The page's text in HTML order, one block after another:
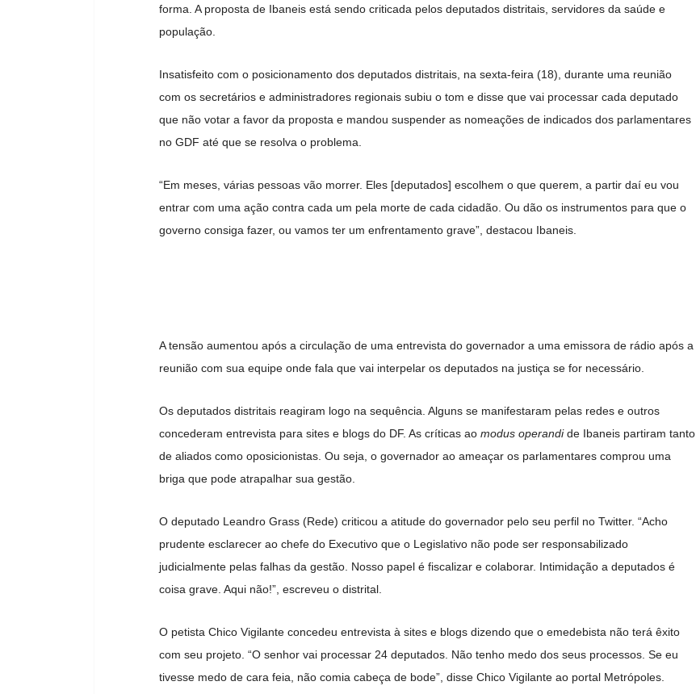
forma. A proposta de Ibaneis está sendo criticada pelos deputados distritais, servidores da saúde e
população.
Insatisfeito com o posicionamento dos deputados distritais, na sexta-feira (18), durante uma reunião
com os secretários e administradores regionais subiu o tom e disse que vai processar cada deputado
que não votar a favor da proposta e mandou suspender as nomeações de indicados dos parlamentares
no GDF até que se resolva o problema.
“Em meses, várias pessoas vão morrer. Eles [deputados] escolhem o que querem, a partir daí eu vou
entrar com uma ação contra cada um pela morte de cada cidadão. Ou dão os instrumentos para que o
governo consiga fazer, ou vamos ter um enfrentamento grave”, destacou Ibaneis.
A tensão aumentou após a circulação de uma entrevista do governador a uma emissora de rádio após a
reunião com sua equipe onde fala que vai interpelar os deputados na justiça se for necessário.
Os deputados distritais reagiram logo na sequência. Alguns se manifestaram pelas redes e outros
concederam entrevista para sites e blogs do DF. As críticas ao modus operandide Ibaneis partiram tanto
de aliados como oposicionistas. Ou seja, o governador ao ameaçar os parlamentares comprou uma
briga que pode atrapalhar sua gestão.
O deputado Leandro Grass (Rede) criticou a atitude do governador pelo seu perfil no Twitter. “Acho
prudente esclarecer ao chefe do Executivo que o Legislativo não pode ser responsabilizado
judicialmente pelas falhas da gestão. Nosso papel é fiscalizar e colaborar. Intimidação a deputados é
coisa grave. Aqui não!”, escreveu o distrital.
O petista Chico Vigilante concedeu entrevista à sites e blogs dizendo que o emedebista não terá êxito
com seu projeto. “O senhor vai processar 24 deputados. Não tenho medo dos seus processos. Se eu
tivesse medo de cara feia, não comia cabeça de bode”, disse Chico Vigilante ao portal Metrópoles.